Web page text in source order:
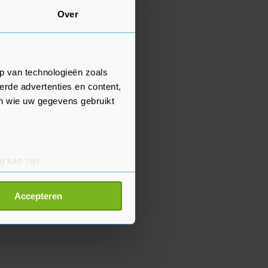
Over
van technologieën zoals
advertenties en content,
wie uw gegevens gebruikt
kan zijn
detailgedeelte
Accepteren